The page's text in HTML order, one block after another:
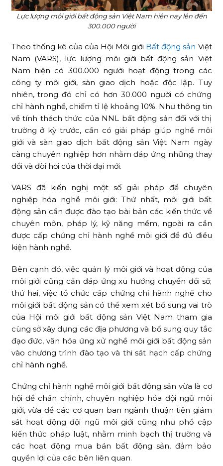
Lực lượng môi giới bất động sản Việt Nam hiện nay lên đến
300.000 người
Theo thống kê của của Hội Môi giới Bất động sản Việt
Nam (VARS), lực lượng môi giới bất động sản Việt
Nam hiện có 300.000 người hoạt động trong các
công ty môi giới, sàn giao dịch hoặc độc lập. Tuy
nhiên, trong đó chỉ có hơn 30.000 người có chứng
chỉ hành nghề, chiếm tỉ lệ khoảng 10%. Như thông tin
về tính thách thức của NNL bất động sản đối với thị
trường ở kỳ trước, cần có giải pháp giúp nghề môi
giới và sàn giao dịch bất động sản Việt Nam ngày
càng chuyên nghiệp hơn nhằm đáp ứng những thay
đổi và đòi hỏi của thời đại mới.
VARS đã kiến nghị một số giải pháp để chuyên
nghiệp hóa nghề môi giới: Thứ nhất, môi giới bất
động sản cần được đào tạo bài bản các kiến thức về
chuyên môn, pháp lý, kỹ năng mềm, ngoài ra cần
được cấp chứng chỉ hành nghề môi giới để đủ điều
kiện hành nghề.
Bên cạnh đó, việc quản lý môi giới và hoạt động của
môi giới cũng cần đáp ứng xu hướng chuyển đổi số;
thứ hai, việc tổ chức cấp chứng chỉ hành nghề cho
môi giới bất động sản có thể xem xét bổ sung vai trò
của Hội môi giới bất động sản Việt Nam tham gia
cùng sở xây dựng các địa phương và bổ sung quy tắc
đạo đức, văn hóa ứng xử nghề môi giới bất động sản
vào chương trình đào tạo và thi sát hạch cấp chứng
chỉ hành nghề.
Chứng chỉ hành nghề môi giới bất động sản vừa là cơ
hội để chấn chỉnh, chuyên nghiệp hóa đội ngũ môi
giới, vừa để các cơ quan ban ngành thuận tiện giám
sát hoạt động đội ngũ môi giới cũng như phổ cập
kiến thức pháp luật, nhằm minh bạch thị trường và
các hoạt động mua bán bất động sản, đảm bảo
quyền lợi của các bên liên quan.